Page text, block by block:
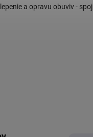
a opravu obuviv - spoj